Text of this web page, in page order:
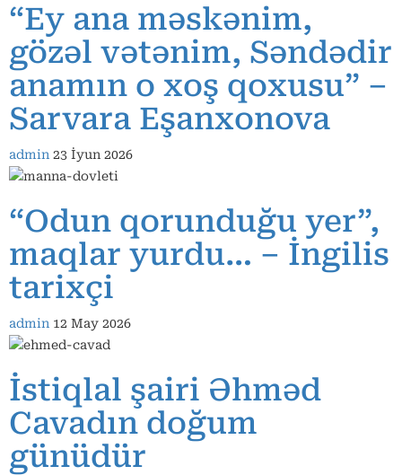
“Ey ana məskənim,
gözəl vətənim, Səndədir
anamın o xoş qoxusu” –
Sarvara Eşanxonova
admin 23 İyun 2026
“Odun qorunduğu yer”,
maqlar yurdu… – İngilis
tarixçi
admin 12 May 2026
İstiqlal şairi Əhməd
Cavadın doğum
günüdür